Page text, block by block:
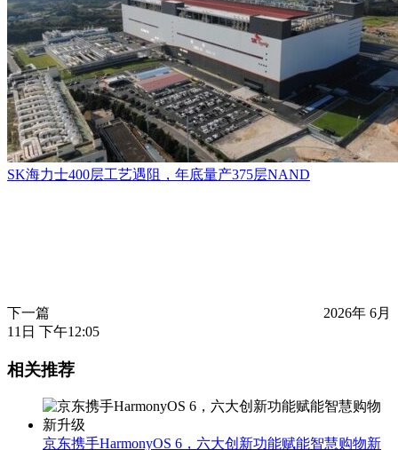
SK海力士400层工艺遇阻，年底量产375层NAND
下一篇
2026年 6月
11日 下午12:05
相关推荐
京东携手HarmonyOS 6，六大创新功能赋能智慧购物新